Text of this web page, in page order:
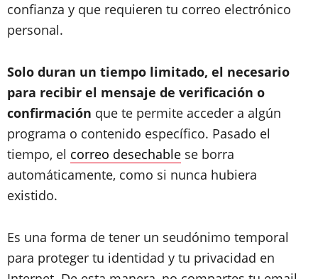
confianza y que requieren tu correo electrónico
personal.
Solo duran un tiempo limitado, el necesario
para recibir el mensaje de verificación o
confirmación que te permite acceder a algún
programa o contenido específico. Pasado el
tiempo, el correo desechable se borra
automáticamente, como si nunca hubiera
existido.
Es una forma de tener un seudónimo temporal
para proteger tu identidad y tu privacidad en